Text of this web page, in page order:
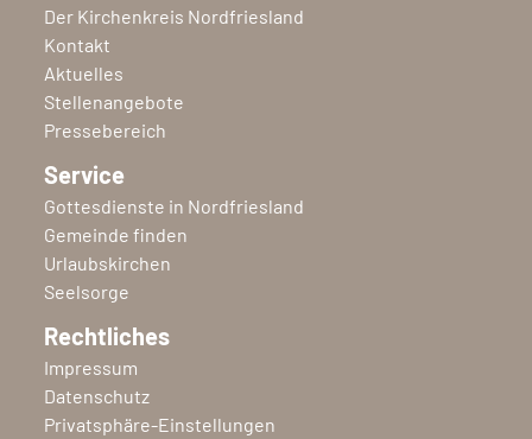
Der Kirchenkreis Nordfriesland
Kontakt
Aktuelles
Stellenangebote
Pressebereich
Service
Gottesdienste in Nordfriesland
Gemeinde finden
Urlaubskirchen
Seelsorge
Rechtliches
Impressum
Datenschutz
Privatsphäre-Einstellungen